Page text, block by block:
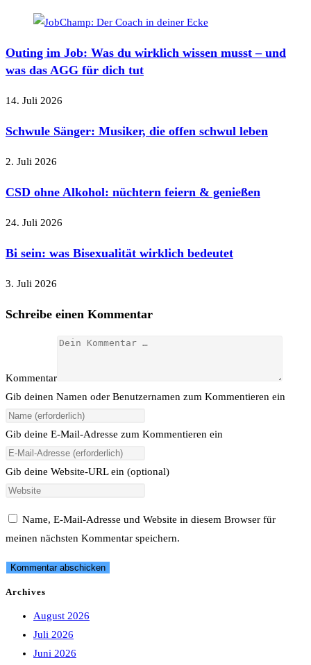
Outing im Job: Was du wirklich wissen musst – und
was das AGG für dich tut
14. Juli 2026
Schwule Sänger: Musiker, die offen schwul leben
2. Juli 2026
CSD ohne Alkohol: nüchtern feiern & genießen
24. Juli 2026
Bi sein: was Bisexualität wirklich bedeutet
3. Juli 2026
Schreibe einen Kommentar
Kommentar
Gib deinen Namen oder Benutzernamen zum Kommentieren ein
Gib deine E-Mail-Adresse zum Kommentieren ein
Gib deine Website-URL ein (optional)
Name, E-Mail-Adresse und Website in diesem Browser für
meinen nächsten Kommentar speichern.
Archives
August 2026
Juli 2026
Juni 2026